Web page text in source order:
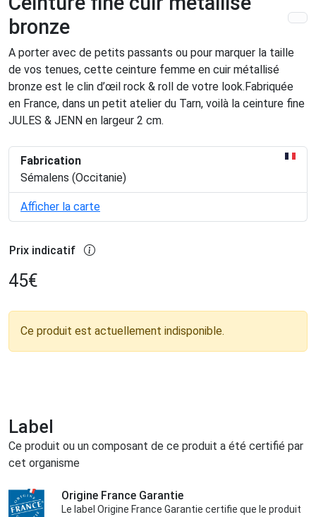
bronze
A porter avec de petits passants ou pour marquer la taille
de vos tenues, cette ceinture femme en cuir métallisé
bronze est le clin d’œil rock & roll de votre look.Fabriquée
en France, dans un petit atelier du Tarn, voilà la ceinture fine
JULES & JENN en largeur 2 cm.
Fabrication
Sémalens (Occitanie)
Afficher la carte
Prix indicatif
45€
Ce produit est actuellement indisponible.
Label
Ce produit ou un composant de ce produit a été certifié par
cet organisme
Origine France Garantie
Le label Origine France Garantie certifie que le produit